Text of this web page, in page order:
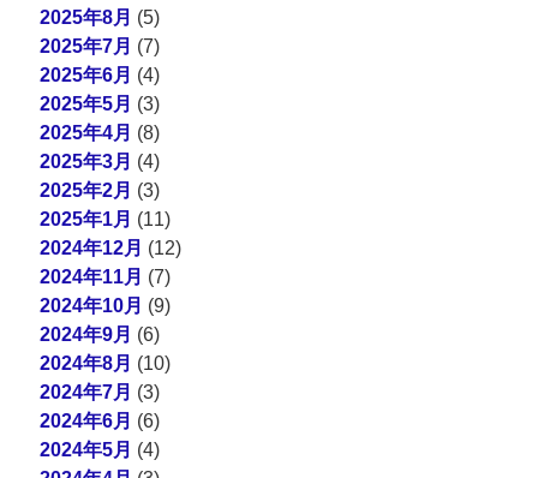
2025年8月 (5)
2025年7月 (7)
2025年6月 (4)
2025年5月 (3)
2025年4月 (8)
2025年3月 (4)
2025年2月 (3)
2025年1月 (11)
2024年12月 (12)
2024年11月 (7)
2024年10月 (9)
2024年9月 (6)
2024年8月 (10)
2024年7月 (3)
2024年6月 (6)
2024年5月 (4)